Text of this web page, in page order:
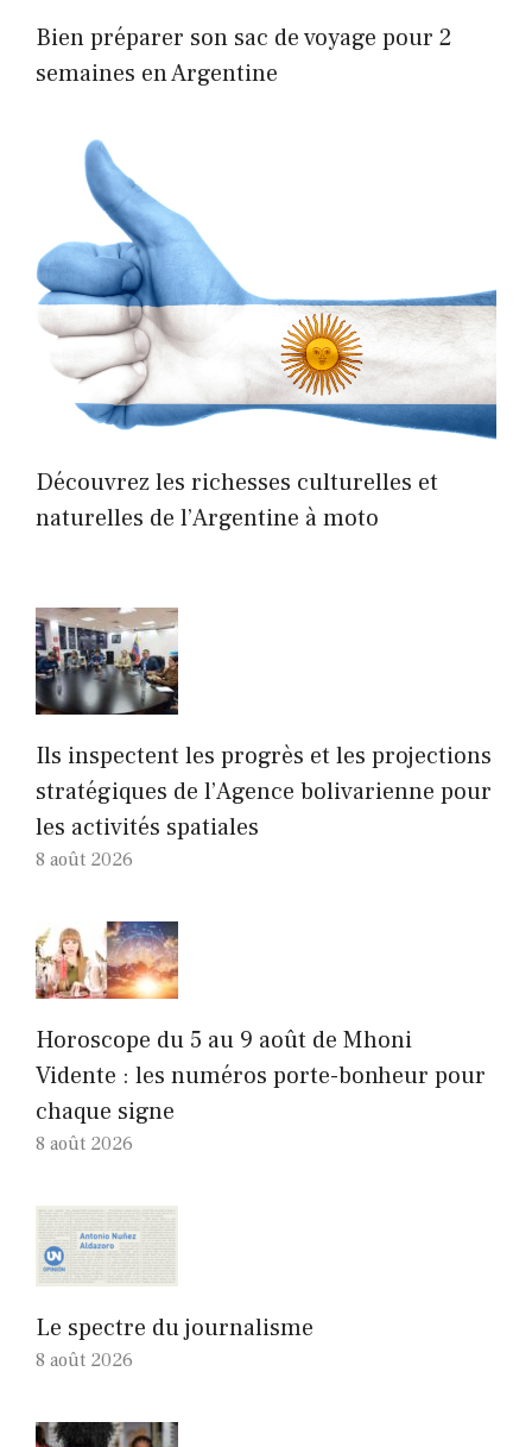
Bien préparer son sac de voyage pour 2
semaines en Argentine
Découvrez les richesses culturelles et
naturelles de l’Argentine à moto
Ils inspectent les progrès et les projections
stratégiques de l’Agence bolivarienne pour
les activités spatiales
8 août 2026
Horoscope du 5 au 9 août de Mhoni
Vidente : les numéros porte-bonheur pour
chaque signe
8 août 2026
Le spectre du journalisme
8 août 2026